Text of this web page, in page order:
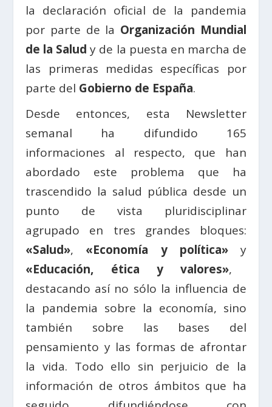
la declaración oficial de la pandemia
por parte de la Organización Mundial
de la Salud y de la puesta en marcha de
las primeras medidas específicas por
parte del Gobierno de España.
Desde entonces, esta Newsletter
semanal ha difundido 165
informaciones al respecto, que han
abordado este problema que ha
trascendido la salud pública desde un
punto de vista pluridisciplinar
agrupado en tres grandes bloques:
«Salud», «Economía y política»y
«Educación, ética y valores»,
destacando así no sólo la influencia de
la pandemia sobre la economía, sino
también sobre las bases del
pensamiento y las formas de afrontar
la vida. Todo ello sin perjuicio de la
información de otros ámbitos que ha